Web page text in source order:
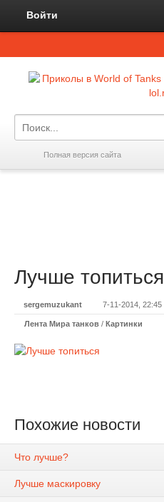
Войти
Полная версия сайта
Лучше топиться
sergemuzukant 7-11-2014, 22:45
Лента Мира танков / Картинки
Похожие новости
Что лучше?
Лучше маскировку